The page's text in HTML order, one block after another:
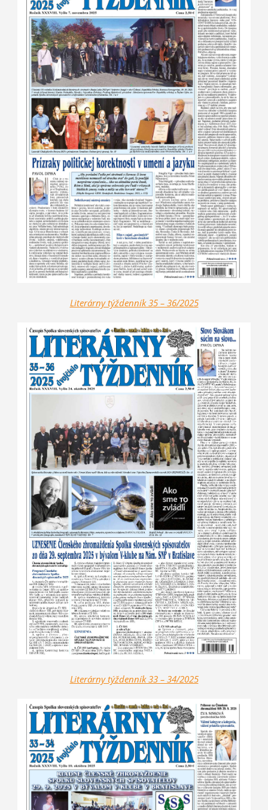
Literárny týždenník 35 – 36/2025
Literárny týždenník 33 – 34/2025